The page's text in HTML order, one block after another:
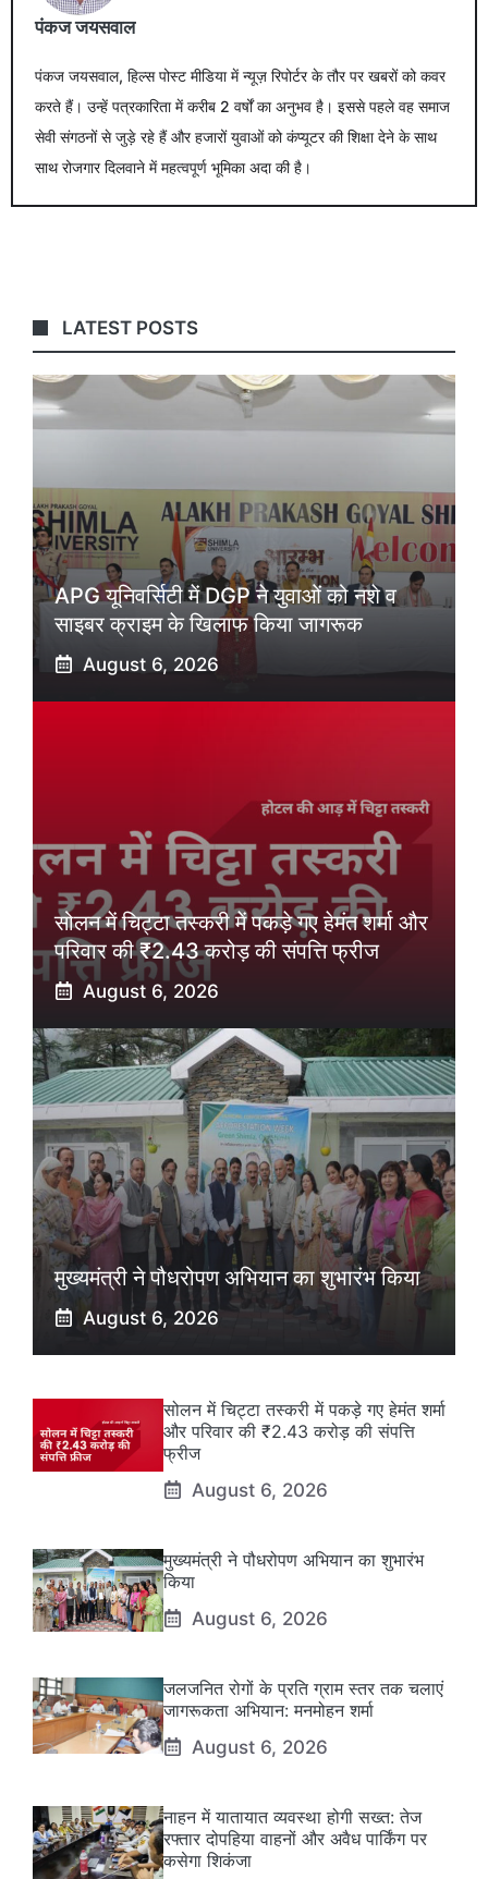
पंकज जयसवाल
पंकज जयसवाल, हिल्स पोस्ट मीडिया में न्यूज़ रिपोर्टर के तौर पर खबरों को कवर
करते हैं। उन्हें पत्रकारिता में करीब 2 वर्षों का अनुभव है। इससे पहले वह समाज
सेवी संगठनों से जुड़े रहे हैं और हजारों युवाओं को कंप्यूटर की शिक्षा देने के साथ
साथ रोजगार दिलवाने में महत्वपूर्ण भूमिका अदा की है।
LATEST POSTS
APG यूनिवर्सिटी में DGP ने युवाओं को नशे व
साइबर क्राइम के खिलाफ किया जागरूक
August 6, 2026
सोलन में चिट्टा तस्करी में पकड़े गए हेमंत शर्मा और
परिवार की ₹2.43 करोड़ की संपत्ति फ्रीज
August 6, 2026
मुख्यमंत्री ने पौधरोपण अभियान का शुभारंभ किया
August 6, 2026
सोलन में चिट्टा तस्करी में पकड़े गए हेमंत शर्मा
और परिवार की ₹2.43 करोड़ की संपत्ति
फ्रीज
August 6, 2026
मुख्यमंत्री ने पौधरोपण अभियान का शुभारंभ
किया
August 6, 2026
जलजनित रोगों के प्रति ग्राम स्तर तक चलाएं
जागरूकता अभियान: मनमोहन शर्मा
August 6, 2026
नाहन में यातायात व्यवस्था होगी सख्त: तेज
रफ्तार दोपहिया वाहनों और अवैध पार्किंग पर
कसेगा शिकंजा